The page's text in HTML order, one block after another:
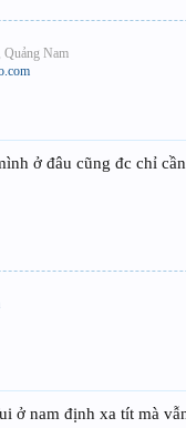
Quảng Nam
ở đâu cũng đc chỉ
ở nam định xa tít mà